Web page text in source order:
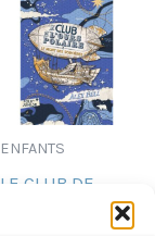
ENFANTS
LE CLUB DE